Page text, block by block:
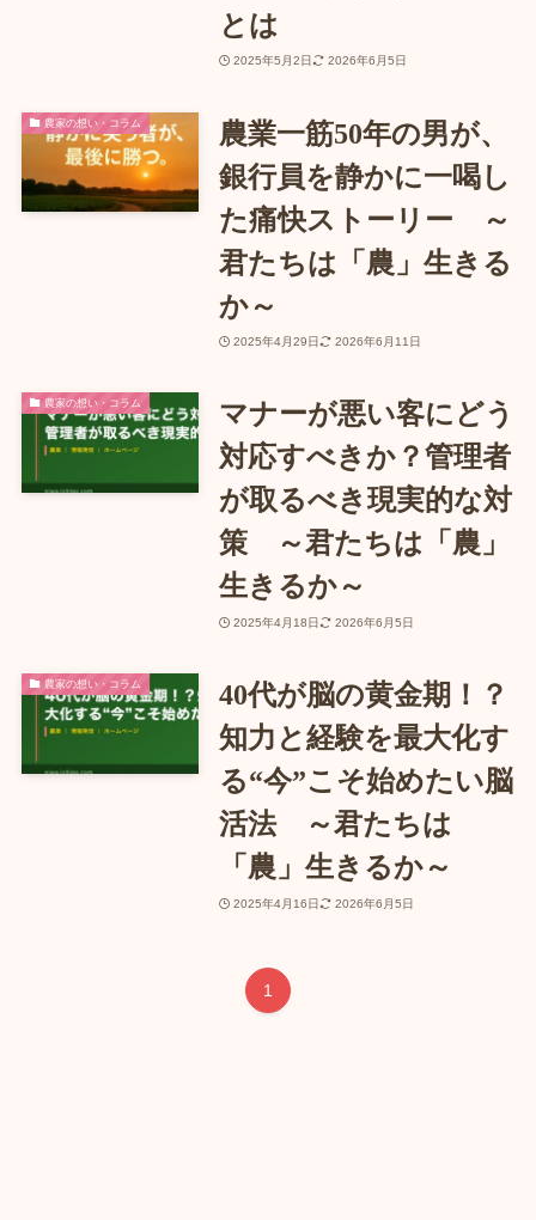
とは
2025年5月2日 2026年6月5日
農家の想い・コラム
農業一筋50年の男が、
銀行員を静かに一喝し
た痛快ストーリー ～
君たちは「農」生きる
か～
2025年4月29日 2026年6月11日
農家の想い・コラム
マナーが悪い客にどう
対応すべきか？管理者
が取るべき現実的な対
策 ～君たちは「農」
生きるか～
2025年4月18日 2026年6月5日
農家の想い・コラム
40代が脳の黄金期！？
知力と経験を最大化す
る“今”こそ始めたい脳
活法 ～君たちは
「農」生きるか～
2025年4月16日 2026年6月5日
1